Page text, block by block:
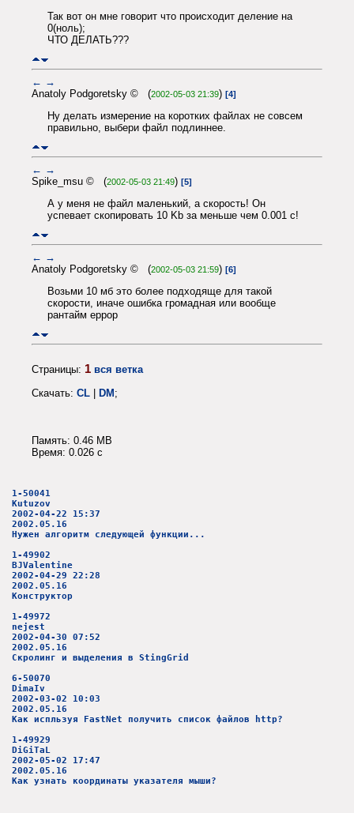
Так вот он мне говорит что происходит деление на
0(ноль);
ЧТО ДЕЛАТЬ???
← →
Anatoly Podgoretsky © (2002-05-03 21:39) [4]
Ну делать измерение на коротких файлах не совсем
правильно, выбери файл подлиннее.
← →
Spike_msu © (2002-05-03 21:49) [5]
А у меня не файл маленький, а скорость! Он
успевает скопировать 10 Kb за меньше чем 0.001 с!
← →
Anatoly Podgoretsky © (2002-05-03 21:59) [6]
Возьми 10 мб это более подходяще для такой
скорости, иначе ошибка громадная или вообще
рантайм еррор
Страницы: 1 вся ветка
Скачать: CL | DM;
Память: 0.46 MB
Время: 0.026 c
1-50041
Kutuzov
2002-04-22 15:37
2002.05.16
Нужен алгоритм следующей функции...
1-49902
BJValentine
2002-04-29 22:28
2002.05.16
Конструктор
1-49972
nejest
2002-04-30 07:52
2002.05.16
Скролинг и выделения в StingGrid
6-50070
DimaIv
2002-03-02 10:03
2002.05.16
Как испльзуя FastNet получить список файлов http?
1-49929
DiGiTaL
2002-05-02 17:47
2002.05.16
Как узнать координаты указателя мыши?